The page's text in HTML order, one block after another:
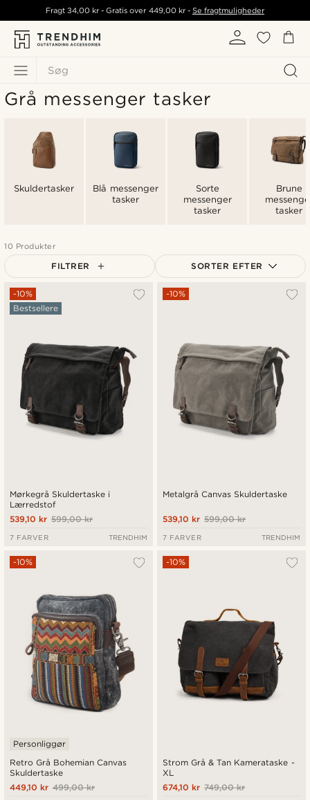
Søg
Fragt34,00 kr - Gratis over 449,00 kr- Se fragtmuligheder
Grå messenger tasker
Skuldertasker
Blå messenger
tasker
Sorte
messenger
tasker
Brune
tasker
10 Produkter
FILTRER SORTER EFTER
Mest populære
Højeste pris
Mørkegrå Skuldertaske i
Lærredstof
-10%
Bestsellere
599,00 kr
539,10 kr
7 FARVER TRENDHIM
Metalgrå Canvas Skuldertaske
-10%
599,00 kr
539,10 kr
7 FARVER TRENDHIM
Retro Grå Bohemian Canvas
Skuldertaske
-10%
Personliggør
499,00 kr
449,10 kr
Strom Grå & Tan Kamerataske -
XL
-10%
749,00 kr
674,10 kr